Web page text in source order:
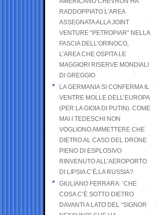
RADDOPPIATO L’AREA
ASSEGNATA ALLA JOINT
VENTURE “PETROPIAR” NELLA
FASCIA DELL’ORINOCO,
L’AREA CHE OSPITA LE
MAGGIORI RISERVE MONDIALI
DI GREGGIO
LA GERMANIA SI CONFERMA IL
VENTRE MOLLE DELL’EUROPA
(PER LA GIOIA DI PUTIN). COME
MAI I TEDESCHI NON
VOGLIONO AMMETTERE CHE
DIETRO AL CASO DEL DRONE
PIENO DI ESPLOSIVO
RINVENUTO ALL’AEROPORTO
DI LIPSIA C’È LA RUSSIA?
GIULIANO FERRARA: ’CHE
COSA C’È SOTTO DIETRO
DAVANTI A LATO DEL “SIGNOR